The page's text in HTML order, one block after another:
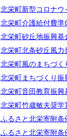
北栄町新型コロナウ
北栄町介護給付費準
北栄町砂丘地振興基
北栄町北条砂丘風力
北栄町風のまちづく
北栄町まちづくり振
北栄町音田教育振興
北栄町竹歳敏夫奨学
ふるさと北栄寄附条
ふるさと北栄寄附条